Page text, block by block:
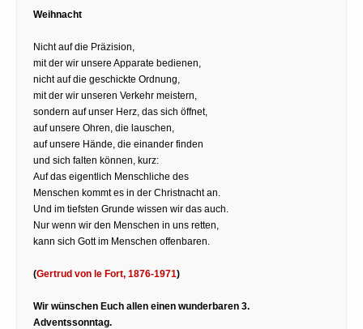
Weihnacht
Nicht auf die Präzision,
mit der wir unsere Apparate bedienen,
nicht auf die geschickte Ordnung,
mit der wir unseren Verkehr meistern,
sondern auf unser Herz, das sich öffnet,
auf unsere Ohren, die lauschen,
auf unsere Hände, die einander finden
und sich falten können, kurz:
Auf das eigentlich Menschliche des
Menschen kommt es in der Christnacht an.
Und im tiefsten Grunde wissen wir das auch.
Nur wenn wir den Menschen in uns retten,
kann sich Gott im Menschen offenbaren.
(Gertrud von le Fort, 1876-1971)
Wir wünschen Euch allen einen wunderbaren 3.
Adventssonntag.